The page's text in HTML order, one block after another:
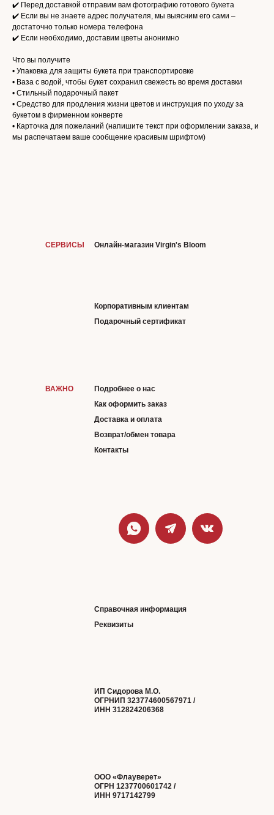
✔️ Перед доставкой отправим вам фотографию готового букета
✔️ Если вы не знаете адрес получателя, мы выясним его сами –
достаточно только номера телефона
✔️ Если необходимо, доставим цветы анонимно
Что вы получите
• Упаковка для защиты букета при транспортировке
• Ваза с водой, чтобы букет сохранил свежесть во время доставки
• Стильный подарочный пакет
• Средство для продления жизни цветов и инструкция по уходу за
букетом в фирменном конверте
• Карточка для пожеланий (напишите текст при оформлении заказа, и
мы распечатаем ваше сообщение красивым шрифтом)
Справочная информация
Реквизиты
СЕРВИСЫ Онлайн-магазин Virgin's Bloom
Корпоративным клиентам
Подарочный сертификат
Подробнее о нас
Как оформить заказ
Доставка и оплата
Возврат/обмен товара
Контакты
ООО «Флауверет»
ОГРН 1237700601742 /
ИНН 9717142799
ИП Сидорова М.О.
ОГРНИП 323774600567971 /
ИНН 312824206368
ВАЖНО